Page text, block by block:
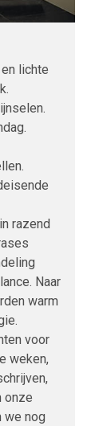
lichte
razend
Naar
warm
voor
weken,
onze
we nog